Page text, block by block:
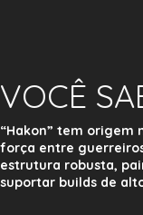
VOCÊ
“Hakon” tem origem
força entre
estrutura robusta,
suportar builds de